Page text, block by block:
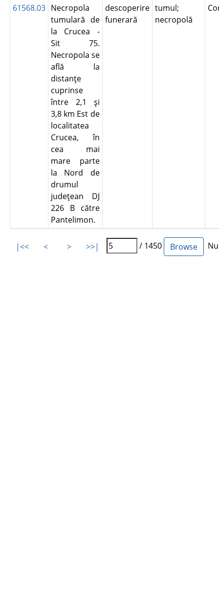
61568.03 Necropola
tumulară de
la Crucea -
Sit 75.
Necropola se
află la
distanţe
cuprinse
între 2,1 şi
3,8 km Est de
localitatea
Crucea, în
cea mai
mare parte
la Nord de
drumul
judeţean DJ
226 B către
Pantelimon.
descoperire
funerară
tumul;
necropolă
|<< < > >>| / 1450